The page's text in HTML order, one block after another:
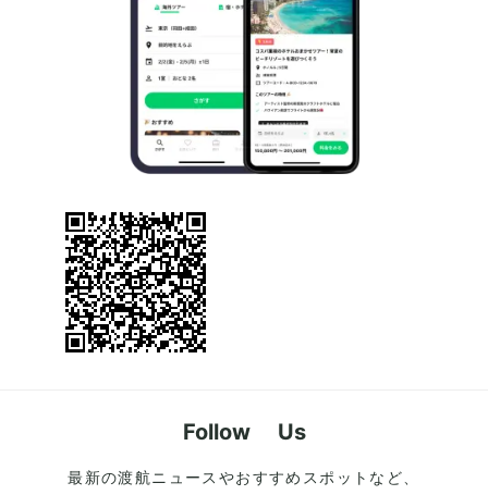
Follow Us
最新の渡航ニュースやおすすめスポットなど、